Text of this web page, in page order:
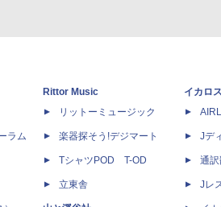
ラム
Rittor Music
リットーミュージック
楽器探そう!デジマート
TシャツPOD T-OD
立東舎
イカロ
Jデ
通
Jレ